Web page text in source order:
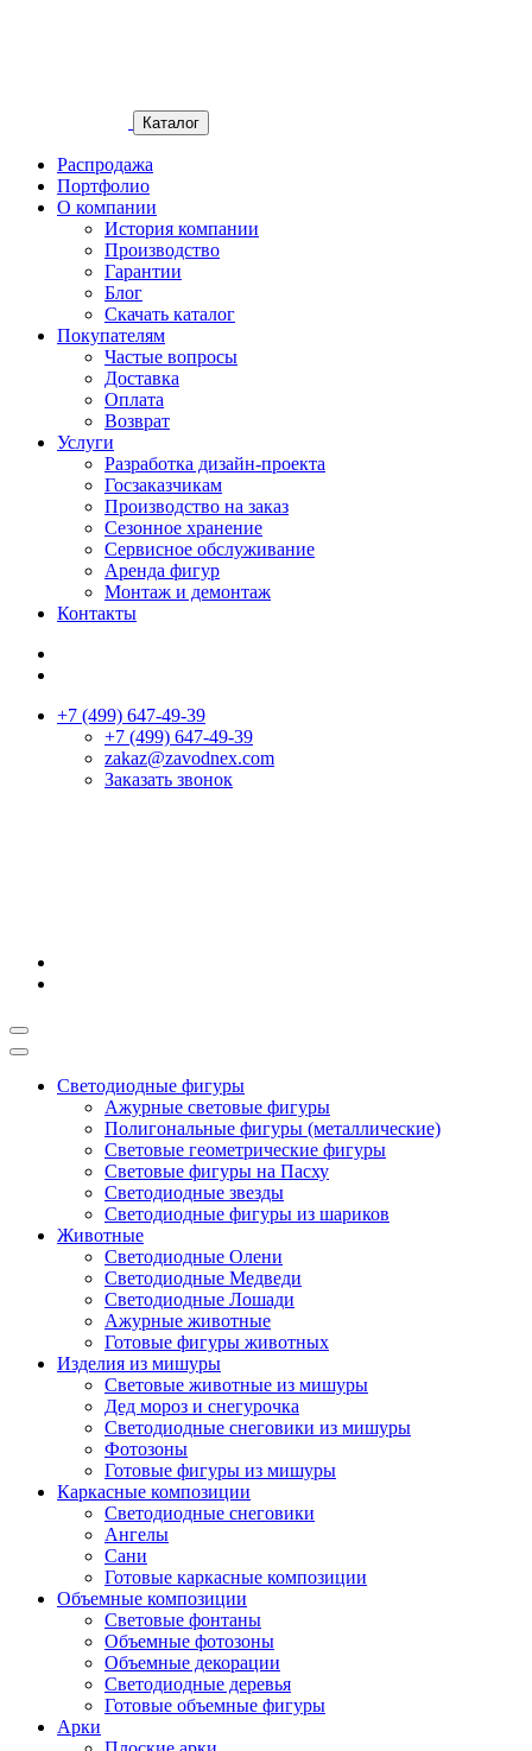
Каталог
Распродажа
Портфолио
О компании
История компании
Производство
Гарантии
Блог
Скачать каталог
Покупателям
Частые вопросы
Доставка
Оплата
Возврат
Услуги
Разработка дизайн-проекта
Госзаказчикам
Производство на заказ
Сезонное хранение
Сервисное обслуживание
Аренда фигур
Монтаж и демонтаж
Контакты
+7 (499) 647-49-39
+7 (499) 647-49-39
zakaz@zavodnex.сom
Заказать звонок
Светодиодные фигуры
Ажурные световые фигуры
Полигональные фигуры (металлические)
Световые геометрические фигуры
Световые фигуры на Пасху
Светодиодные звезды
Светодиодные фигуры из шариков
Животные
Светодиодные Олени
Светодиодные Медведи
Светодиодные Лошади
Ажурные животные
Готовые фигуры животных
Изделия из мишуры
Световые животные из мишуры
Дед мороз и снегурочка
Светодиодные снеговики из мишуры
Фотозоны
Готовые фигуры из мишуры
Каркасные композиции
Светодиодные снеговики
Ангелы
Сани
Готовые каркасные композиции
Объемные композиции
Световые фонтаны
Объемные фотозоны
Объемные декорации
Светодиодные деревья
Готовые объемные фигуры
Арки